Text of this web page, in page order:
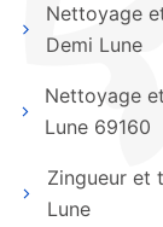
Nettoyage
Demi Lune
Nettoyage
Lune 69160
Zingueur et
Lune